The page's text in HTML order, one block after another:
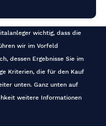
wichtig, dass die
wir im Vorfeld
dessen Ergebnisse Sie im
Kriterien, die für den Kauf
unten. Ganz unten auf
weitere Informationen